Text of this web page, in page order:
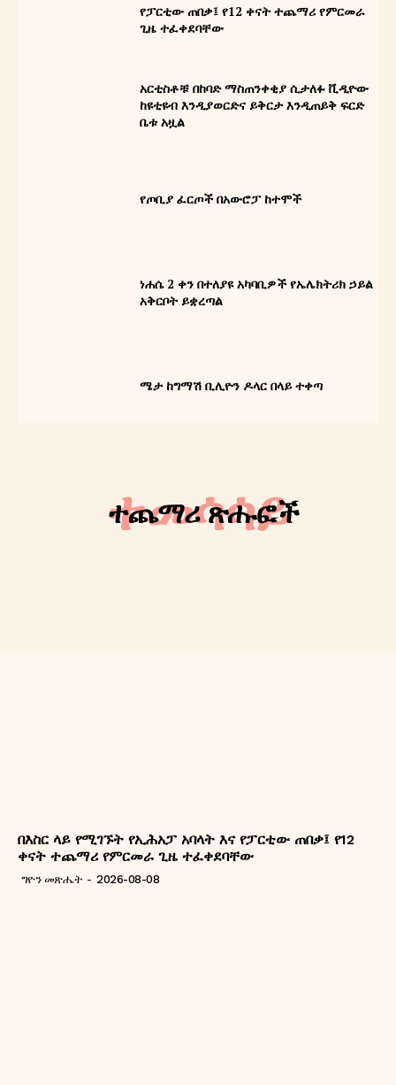
ግዮን መጽሔት
የፓርቲው ጠበቃ፤ የ12 ቀናት ተጨማሪ የምርመራ
ጊዜ ተፈቀደባቸው
አርቲስቶቹ በከባድ ማስጠንቀቂያ ሲታለፉ ቪዲዮው
ከዩቲዩብ እንዲያወርድና ይቅርታ እንዲጠይቅ ፍርድ
ቤቱ አዟል
የጦቢያ ፈርጦች በአውሮፓ ከተሞች
ነሐሴ 2 ቀን በተለያዩ አካባቢዎች የኤሌክትሪክ ኃይል
አቅርቦት ይቋረጣል
ሜታ ከግማሽ ቢሊዮን ዶላር በላይ ተቀጣ
ተጨማሪ ጽሑፎች
ተመሳሳይ
በእስር ላይ የሚገኙት የኢሕአፓ አባላት እና የፓርቲው ጠበቃ፤ የ12
ቀናት ተጨማሪ የምርመራ ጊዜ ተፈቀደባቸው
ግዮን መጽሔት - 2026-08-08